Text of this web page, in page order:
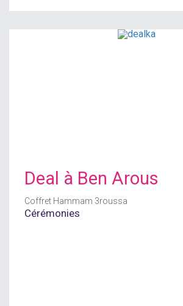
Deal à Ben Arous
Coffret Hammam 3roussa
Cérémonies